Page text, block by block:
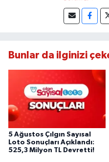
Bunlar da ilginizi
5 Ağustos Çılgın Sayısal
Loto Sonuçları Açıklandı:
525,3 Milyon TL Devretti!